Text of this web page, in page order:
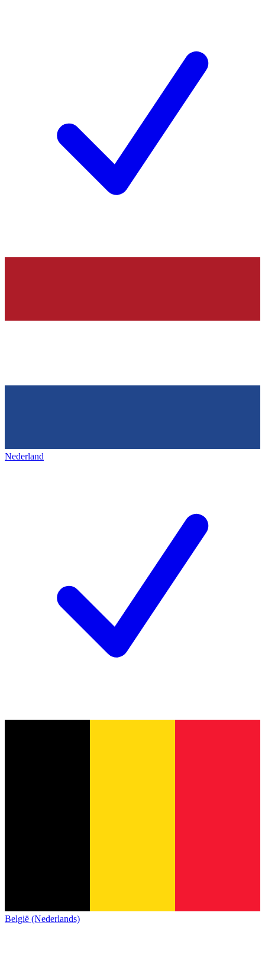
Nederland
België (Nederlands)